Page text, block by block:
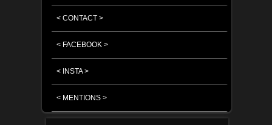
< CONTACT >
< FACEBOOK >
< INSTA >
< MENTIONS >